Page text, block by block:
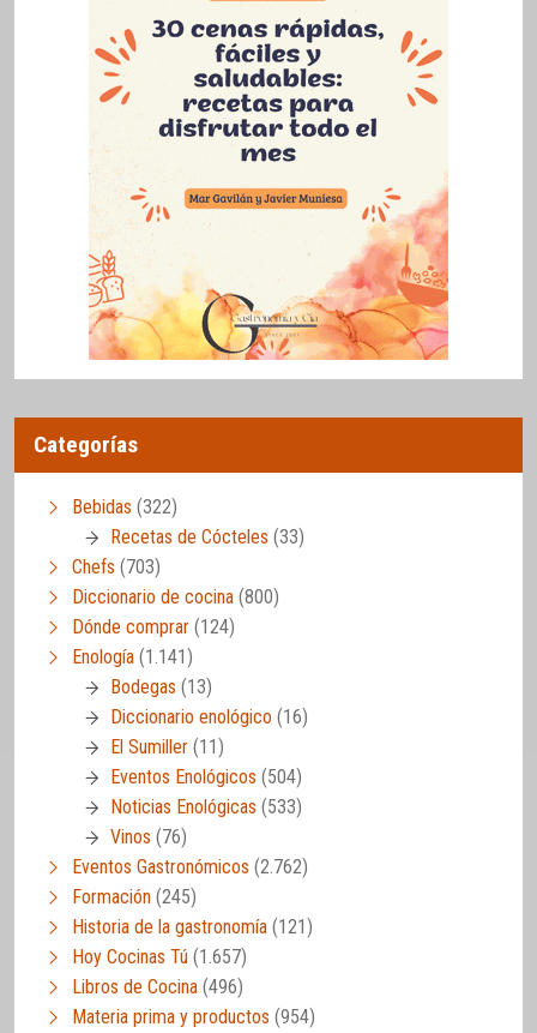
Categorías
Bebidas (322)
Recetas de Cócteles (33)
Chefs (703)
Diccionario de cocina (800)
Dónde comprar (124)
Enología (1.141)
Bodegas (13)
Diccionario enológico (16)
El Sumiller (11)
Eventos Enológicos (504)
Noticias Enológicas (533)
Vinos (76)
Eventos Gastronómicos (2.762)
Formación (245)
Historia de la gastronomía (121)
Hoy Cocinas Tú (1.657)
Libros de Cocina (496)
Materia prima y productos (954)